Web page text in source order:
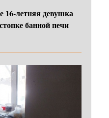
девушка
банной печи